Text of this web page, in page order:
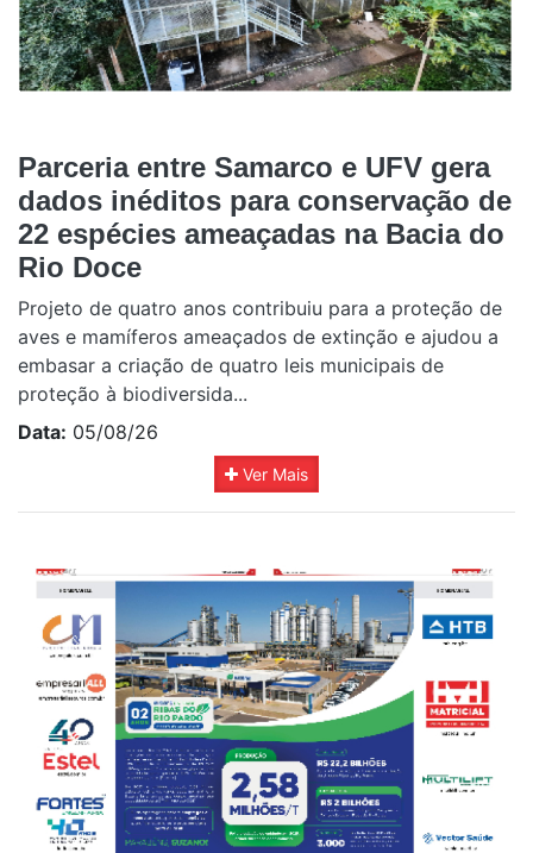
Parceria entre Samarco e UFV gera
dados inéditos para conservação de
22 espécies ameaçadas na Bacia do
Rio Doce
Projeto de quatro anos contribuiu para a proteção de
aves e mamíferos ameaçados de extinção e ajudou a
embasar a criação de quatro leis municipais de
proteção à biodiversida...
Data: 05/08/26
Ver Mais